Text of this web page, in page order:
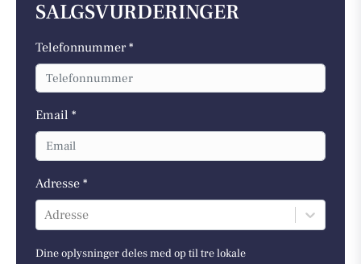
SALGSVURDERINGER
Telefonnummer *
Email *
Adresse *
Adresse
Dine oplysninger deles med op til tre lokale